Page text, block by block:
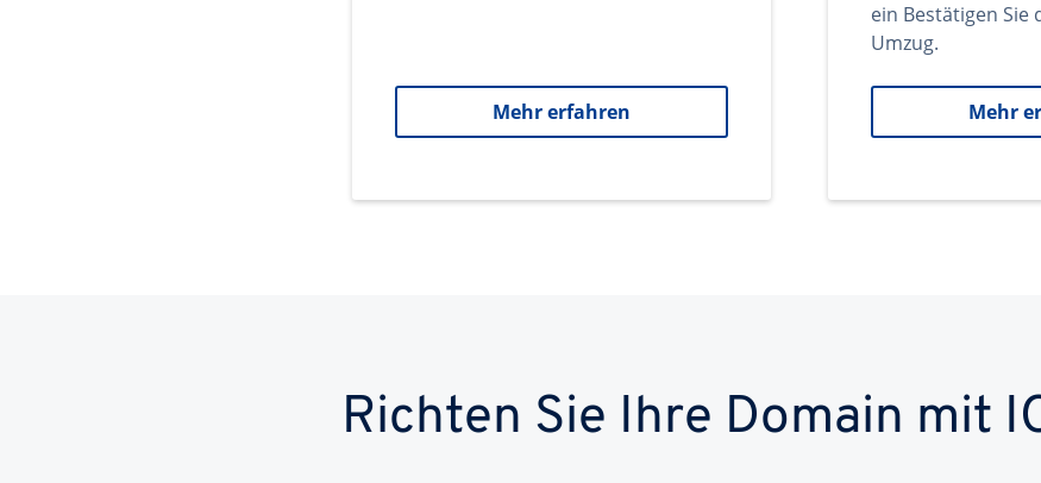
Mehr erfahren
ein Bestätigen Sie
Umzug.
Mehr
Richten Sie Ihre Domain mit